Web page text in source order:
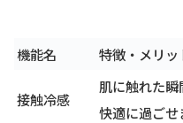
機能名 特徴・メリッ
接触冷感
肌に触れた
快適に過ごせ